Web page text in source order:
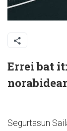
Errei bat
Segurtasun